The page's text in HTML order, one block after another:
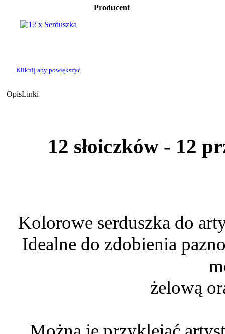
Kliknij aby powiększyć
Producent
OpisLinki
12 słoiczków - 12
Kolorowe serduszka do
Idealne do zdobienia
żelową